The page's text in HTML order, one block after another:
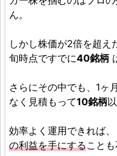
ん。
しかし株価が2倍を超
旬時点ですでに40銘柄
さらにその中でも、1ヶ
なく見積もって10銘柄
効率よく運用できれば、
の利益を手にすること